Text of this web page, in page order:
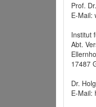
Prof.
E-Mail:
Institut
Abt.
17487
Dr.
E-Mail: